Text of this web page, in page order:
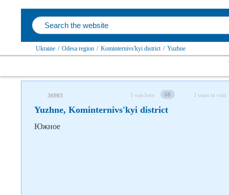
Ukraine / Odesa region / Kominternivs'kyi district / Yuzhne
36983 I was here 68 I want to visit
Yuzhne, Kominternivs'kyi district
Южное
Follow us on social networks